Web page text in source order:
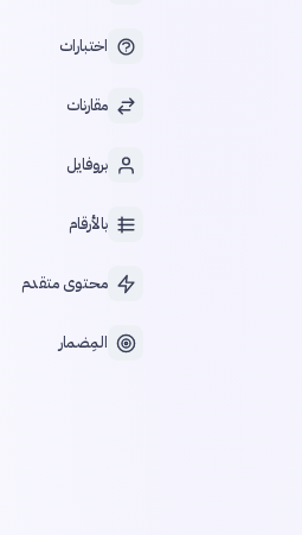
اختبارات
مقارنات
بروفايل
بالأرقام
محتوى متقدم
المِضمار